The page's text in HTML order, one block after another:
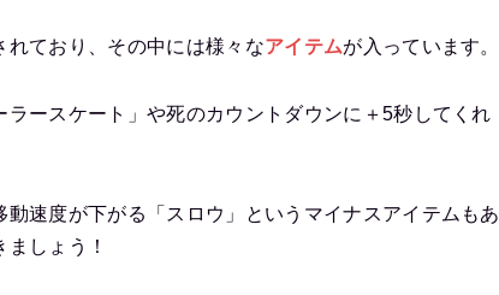
れており、その中には様々なアイテムが入っています。
ースケート」や死のカウントダウンに＋5秒してくれ
速度が下がる「スロウ」というマイナスアイテムもあ
しょう！